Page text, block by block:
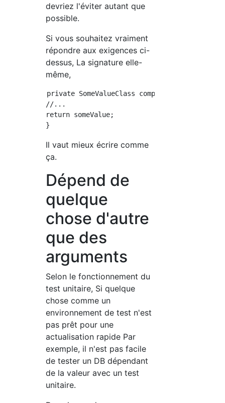
devriez l'éviter autant que
possible.
Si vous souhaitez vraiment
répondre aux exigences ci-
dessus, La signature elle-
même,
private SomeValueClass
//...
return someValue;
Il vaut mieux écrire comme
ça.
Dépend de
quelque
chose d'autre
que des
arguments
Selon le fonctionnement du
test unitaire, Si quelque
chose comme un
environnement de test n'est
pas prêt pour une
actualisation rapide Par
exemple, il n'est pas facile
de tester un DB dépendant
de la valeur avec un test
unitaire.